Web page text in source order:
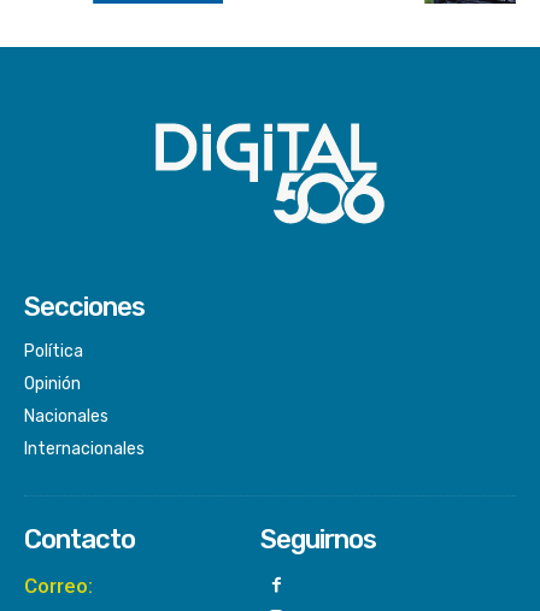
Secciones
Política
Opinión
Nacionales
Internacionales
Contacto
Correo:
Seguirnos